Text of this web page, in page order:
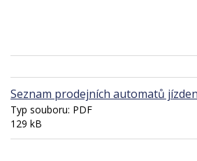
Seznam prodejních automatů
Typ souboru: PDF
129 kB